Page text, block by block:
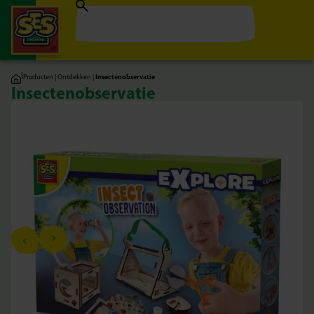
|Producten |Ontdekken | Insectenobservatie
Insectenobservatie